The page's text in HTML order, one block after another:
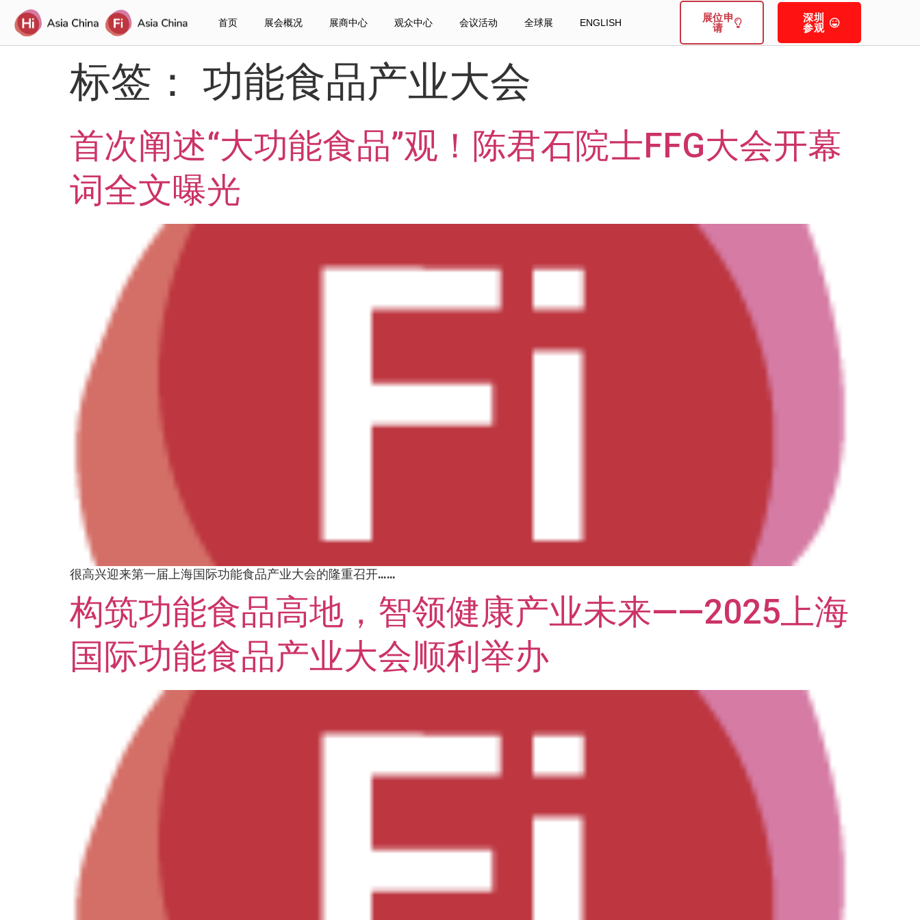
首页 展会概况 展商中心 观众中心 会议活动 全球展 ENGLISH 展位申
请
深圳
参观
标签： 功能食品产业大会
首次阐述“大功能食品”观！陈君石院士FFG大会开幕
词全文曝光
很高兴迎来第一届上海国际功能食品产业大会的隆重召开……
构筑功能食品高地，智领健康产业未来——2025上海
国际功能食品产业大会顺利举办